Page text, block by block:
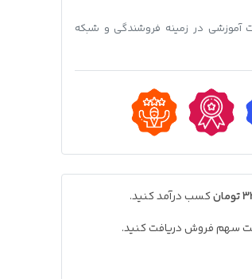
آموزشی در زمینه فروشندگی و شبکه
کسب درآمد کنید.
سهم فروش دریافت کنید.